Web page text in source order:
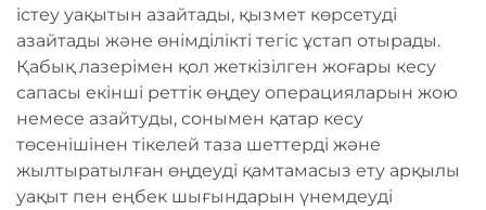
істеу уақытын азайтады, қызмет көрсетуді
азайтады және өнімділікті тегіс ұстап отырады.
Қабық лазерімен қол жеткізілген жоғары кесу
сапасы екінші реттік өңдеу операцияларын жою
немесе азайтуды, сонымен қатар кесу
төсенішінен тікелей таза шеттерді және
жылтыратылған өңдеуді қамтамасыз ету арқылы
уақыт пен еңбек шығындарын үнемдеуді